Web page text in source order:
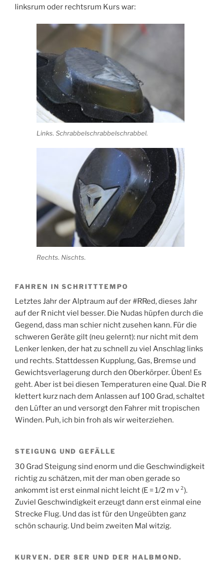
linksrum oder rechtsrum Kurs war:
Links. Schrabbelschrabbelschrabbel.
Rechts. Nischts.
FAHREN IN SCHRITTTEMPO
Letztes Jahr der Alptraum auf der #RRed, dieses Jahr
auf der R nicht viel besser. Die Nudas hüpfen durch die
Gegend, dass man schier nicht zusehen kann. Für die
schweren Geräte gilt (neu gelernt): nur nicht mit dem
Lenker lenken, der hat zu schnell zu viel Anschlag links
und rechts. Stattdessen Kupplung, Gas, Bremse und
Gewichtsverlagerung durch den Oberkörper. Üben! Es
geht. Aber ist bei diesen Temperaturen eine Qual. Die R
klettert kurz nach dem Anlassen auf 100 Grad, schaltet
den Lüfter an und versorgt den Fahrer mit tropischen
Winden. Puh, ich bin froh als wir weiterziehen.
STEIGUNG UND GEFÄLLE
30 Grad Steigung sind enorm und die Geschwindigkeit
richtig zu schätzen, mit der man oben gerade so
ankommt ist erst einmal nicht leicht (E = 1/2 m v ²).
Zuviel Geschwindigkeit erzeugt dann erst einmal eine
Strecke Flug. Und das ist für den Ungeübten ganz
schön schaurig. Und beim zweiten Mal witzig.
KURVEN. DER 8ER UND DER HALBMOND.